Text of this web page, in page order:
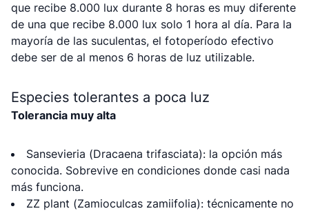
que recibe 8.000 lux durante 8 horas es muy diferente
de una que recibe 8.000 lux solo 1 hora al día. Para la
mayoría de las suculentas, el fotoperíodo efectivo
debe ser de al menos 6 horas de luz utilizable.
Especies tolerantes a poca luz
Tolerancia muy alta
Sansevieria (Dracaena trifasciata): la opción más
conocida. Sobrevive en condiciones donde casi nada
más funciona.
ZZ plant (Zamioculcas zamiifolia): técnicamente no